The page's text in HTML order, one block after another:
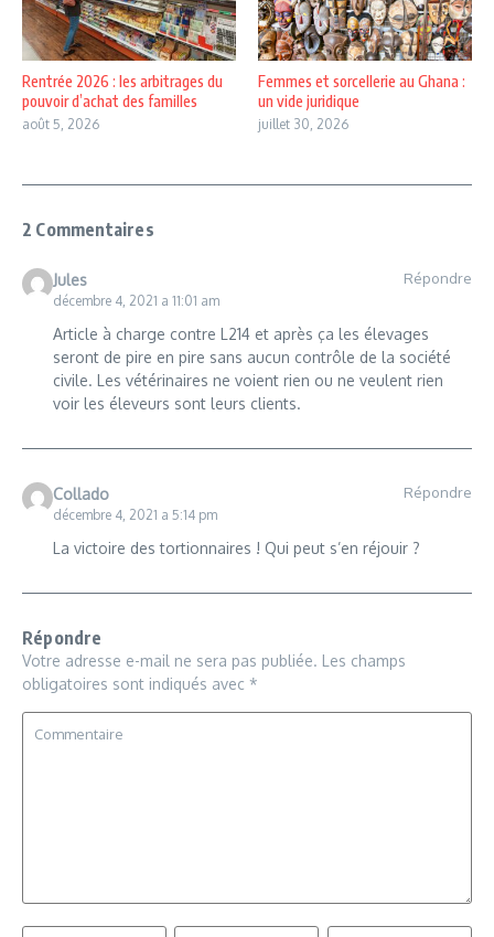
Rentrée 2026 : les arbitrages du
pouvoir d’achat des familles
août 5, 2026
Femmes et sorcellerie au Ghana :
un vide juridique
juillet 30, 2026
2 Commentaires
Jules
décembre 4, 2021 a 11:01 am
Répondre
Article à charge contre L214 et après ça les élevages
seront de pire en pire sans aucun contrôle de la société
civile. Les vétérinaires ne voient rien ou ne veulent rien
voir les éleveurs sont leurs clients.
Collado
décembre 4, 2021 a 5:14 pm
Répondre
La victoire des tortionnaires ! Qui peut s’en réjouir ?
Répondre
Votre adresse e-mail ne sera pas publiée. Les champs
obligatoires sont indiqués avec *